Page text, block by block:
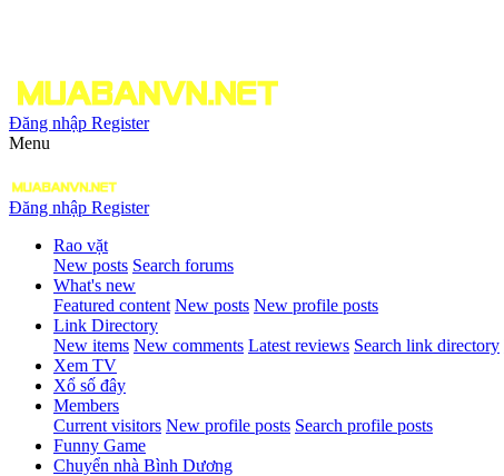
Đăng nhập Register
Menu
Đăng nhập Register
Rao vặt
New posts Search forums
What's new
Featured content New posts New profile posts
Link Directory
New items New comments Latest reviews Search link directory
Xem TV
Xổ số đây
Members
Current visitors New profile posts Search profile posts
Funny Game
Chuyển nhà Bình Dương